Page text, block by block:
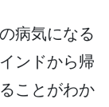
病気になる
インドから帰
ことがわか